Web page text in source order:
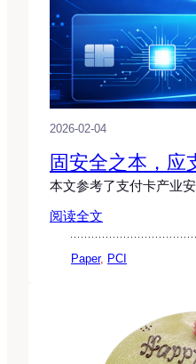
2026-02-04
固安全之本，应
本文参考了支付卡产业
阅读全文
Paper, PCI